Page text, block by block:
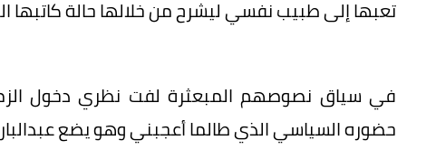
تعبها إلى طبيب نفسي ليشرح من خلالها حالة كاتبها
في سياق نصوصهم المبعثرة لفت نظري دخول
حضوره السياسي الذي طالما أعجبني وهو يضع